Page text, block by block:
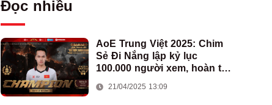
Đọc nhiều
AoE Trung Việt 2025: Chim
Sẻ Đi Nắng lập kỷ lục
100.000 người xem, hoàn tất
Việt Nam
21/04/2025 13:09